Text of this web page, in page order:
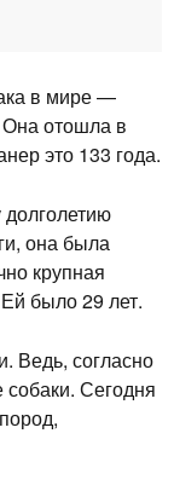
в мире —
Она отошла в
это 133 года.
она была
крупная
было 29 лет.
Ведь, согласно
Сегодня